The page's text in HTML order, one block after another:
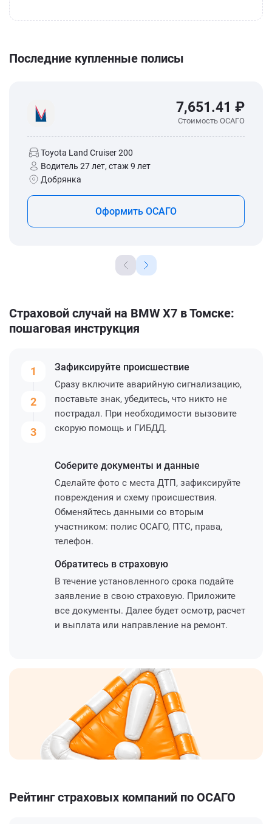
Последние купленные полисы
7,651.41 ₽
Стоимость ОСАГО
Toyota Land Cruiser 200
Водитель 27 лет, стаж 9 лет
Добрянка
Оформить ОСАГО
Страховой случай на BMW X7 в Томске:
пошаговая инструкция
1
2
3
Зафиксируйте происшествие
Сразу включите аварийную сигнализацию,
поставьте знак, убедитесь, что никто не
пострадал. При необходимости вызовите
скорую помощь и ГИБДД.
Соберите документы и данные
Сделайте фото с места ДТП, зафиксируйте
повреждения и схему происшествия.
Обменяйтесь данными со вторым
участником: полис ОСАГО, ПТС, права,
телефон.
Обратитесь в страховую
В течение установленного срока подайте
заявление в свою страховую. Приложите
все документы. Далее будет осмотр, расчет
и выплата или направление на ремонт.
Рейтинг страховых компаний по ОСАГО